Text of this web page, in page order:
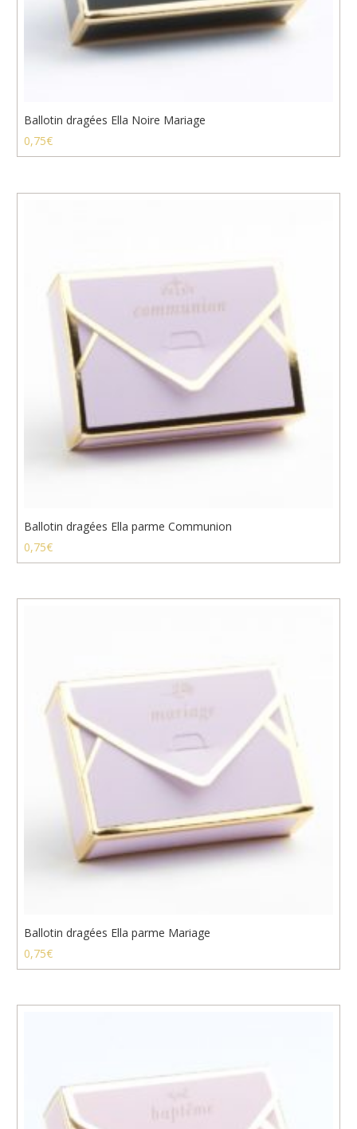
Ballotin dragées Ella Noire Mariage
0,75€
Ballotin dragées Ella parme Communion
0,75€
Ballotin dragées Ella parme Mariage
0,75€